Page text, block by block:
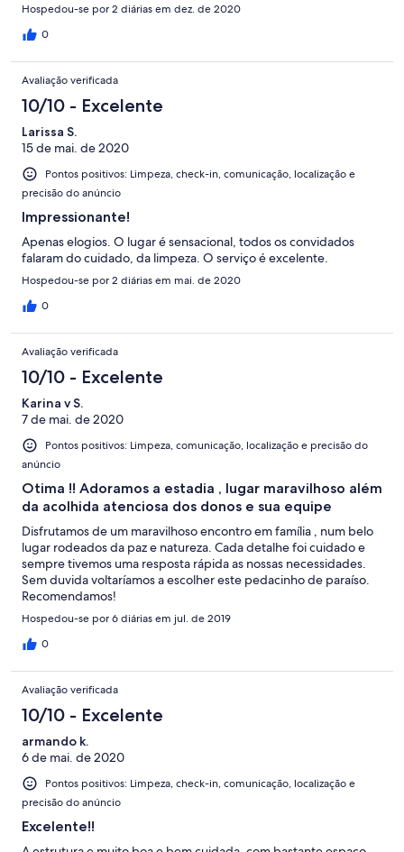
Hospedou-se por 2 diárias em dez. de 2020
0
Avaliação verificada
10/10 - Excelente
Larissa S.
15 de mai. de 2020
Pontos positivos: Limpeza, check-in, comunicação, localização e
precisão do anúncio
Impressionante!
Apenas elogios. O lugar é sensacional, todos os convidados
falaram do cuidado, da limpeza. O serviço é excelente.
Hospedou-se por 2 diárias em mai. de 2020
0
Avaliação verificada
10/10 - Excelente
Karina v S.
7 de mai. de 2020
Pontos positivos: Limpeza, comunicação, localização e precisão do
anúncio
Otima !! Adoramos a estadia , lugar maravilhoso além
da acolhida atenciosa dos donos e sua equipe
Disfrutamos de um maravilhoso encontro em família , num belo
lugar rodeados da paz e natureza. Cada detalhe foi cuidado e
sempre tivemos uma resposta rápida as nossas necessidades.
Sem duvida voltaríamos a escolher este pedacinho de paraíso.
Recomendamos!
Hospedou-se por 6 diárias em jul. de 2019
0
Avaliação verificada
10/10 - Excelente
armando k.
6 de mai. de 2020
Pontos positivos: Limpeza, check-in, comunicação, localização e
precisão do anúncio
Excelente!!